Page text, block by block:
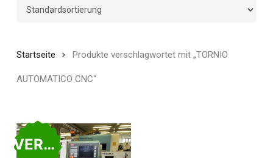
Startseite Produkte verschlagwortet mit „TORNIO
AUTOMATICO CNC“
VERKAUFT